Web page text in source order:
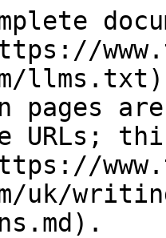
pages
URLs;
uk/